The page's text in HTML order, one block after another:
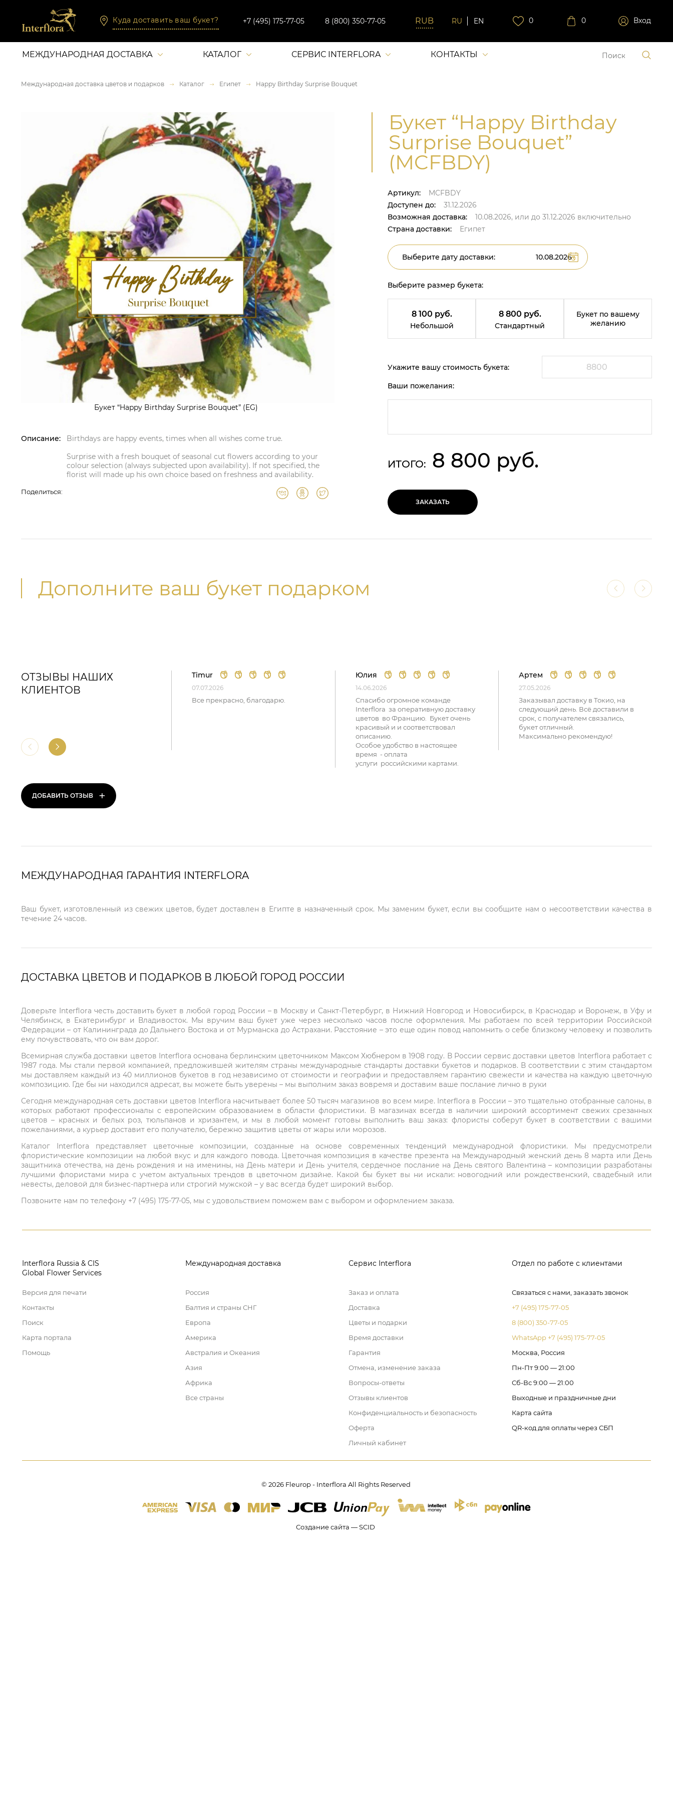
Куда доставить ваш букет? +7 (495) 175-77-05 8 (800) 350-77-05 RU EN 0 0 Вход
МЕЖДУНАРОДНАЯ ДОСТАВКА КАТАЛОГ СЕРВИС INTERFLORA КОНТАКТЫ
Международная доставка цветов и подарков Каталог Египет Happy Birthday Surprise Bouquet
Букет “Happy Birthday Surprise Bouquet” (EG)
Описание:
Birthdays are happy events, times when all wishes come true.
Surprise with a fresh bouquet of seasonal cut flowers according to your
colour selection (always subjected upon availability). If not specified, the
florist will made up his own choice based on freshness and availability.
Поделиться:
Букет “Happy Birthday
Surprise Bouquet”
(MCFBDY)
Артикул:
MCFBDY
Доступен до:
31.12.2026
Возможная доставка:
10.08.2026, или до 31.12.2026 включительно
Страна доставки:
Египет
Выберите дату доставки:
Выберите размер букета:
8 100 руб.
Небольшой
8 800 руб.
Стандартный
Букет по вашему
желанию
Укажите вашу стоимость букета:
Ваши пожелания:
ИТОГО: 8 800 руб.
ЗАКАЗАТЬ
Дополните ваш букет подарком
ОТЗЫВЫ НАШИХ
КЛИЕНТОВ
ДОБАВИТЬ ОТЗЫВ +
Timur
07.07.2026
Все прекрасно, благодарю.
Юлия
14.06.2026
Спасибо огромное команде
Interflora за оперативную доставку
цветов во Францию. Букет очень
красивый и и соответствовал
описанию.
Особое удобство в настоящее
время - оплата
услуги российскими картами.
Артем
27.05.2026
Заказывал доставку в Токио, на
следующий день. Всё доставили в
срок, с получателем связались,
букет отличный.
Максимально рекомендую!
МЕЖДУНАРОДНАЯ ГАРАНТИЯ INTERFLORA
Ваш букет, изготовленный из свежих цветов, будет доставлен в Египте в назначенный срок. Мы заменим букет, если вы сообщите нам о несоответствии качества в
течение 24 часов.
ДОСТАВКА ЦВЕТОВ И ПОДАРКОВ В ЛЮБОЙ ГОРОД РОССИИ
Доверьте Interflora честь доставить букет в любой город России – в Москву и Санкт-Петербург, в Нижний Новгород и Новосибирск, в Краснодар и Воронеж, в Уфу и
Челябинск, в Екатеринбург и Владивосток. Мы вручим ваш букет уже через несколько часов после оформления. Мы работаем по всей территории Российской
Федерации – от Калининграда до Дальнего Востока и от Мурманска до Астрахани. Расстояние – это еще один повод напомнить о себе близкому человеку и позволить
ему почувствовать, что он вам дорог.
Всемирная служба доставки цветов Interflora основана берлинским цветочником Максом Хюбнером в 1908 году. В России сервис доставки цветов Interflora работает с
1987 года. Мы стали первой компанией, предложившей жителям страны международные стандарты доставки букетов и подарков. В соответствии с этим стандартом
мы доставляем каждый из 40 миллионов букетов в год независимо от стоимости и географии и предоставляем гарантию свежести и качества на каждую цветочную
композицию. Где бы ни находился адресат, вы можете быть уверены – мы выполним заказ вовремя и доставим ваше послание лично в руки
Сегодня международная сеть доставки цветов Interflora насчитывает более 50 тысяч магазинов во всем мире. Interflora в России – это тщательно отобранные салоны, в
которых работают профессионалы с европейским образованием в области флористики. В магазинах всегда в наличии широкий ассортимент свежих срезанных
цветов – красных и белых роз, тюльпанов и хризантем, и мы в любой момент готовы выполнить ваш заказ: флористы соберут букет в соответствии с вашими
пожеланиями, а курьер доставит его получателю, бережно защитив цветы от жары или морозов.
Каталог Interflora представляет цветочные композиции, созданные на основе современных тенденций международной флористики. Мы предусмотрели
флористические композиции на любой вкус и для каждого повода. Цветочная композиция в качестве презента на Международный женский день 8 марта или День
защитника отечества, на день рождения и на именины, на День матери и День учителя, сердечное послание на День святого Валентина – композиции разработаны
лучшими флористами мира с учетом актуальных трендов в цветочном дизайне. Какой бы букет вы ни искали: новогодний или рождественский, свадебный или
невесты, деловой для бизнес-партнера или строгий мужской – у вас всегда будет широкий выбор.
Позвоните нам по телефону +7 (495) 175-77-05, мы с удовольствием поможем вам с выбором и оформлением заказа.
Interflora Russia & CIS
Global Flower Services
Версия для печати
Контакты
Поиск
Карта портала
Помощь
Международная доставка
Россия
Балтия и страны СНГ
Европа
Америка
Австралия и Океания
Азия
Африка
Все страны
Сервис Interflora
Заказ и оплата
Доставка
Цветы и подарки
Время доставки
Гарантия
Отмена, изменение заказа
Вопросы-ответы
Отзывы клиентов
Конфиденциальность и безопасность
Оферта
Личный кабинет
Отдел по работе с клиентами
Связаться с нами, заказать звонок
+7 (495) 175-77-05
8 (800) 350-77-05
WhatsApp +7 (495) 175-77-05
Москва, Россия
Пн-Пт 9:00 — 21:00
Сб-Вс 9:00 — 21:00
Выходные и праздничные дни
Карта сайта
QR-код для оплаты через СБП
© 2026 Fleurop - Interflora All Rights Reserved
Создание сайта — SCID